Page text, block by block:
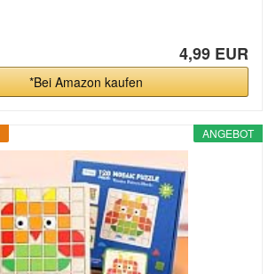
4,99 EUR
*Bei Amazon kaufen
ANGEBOT